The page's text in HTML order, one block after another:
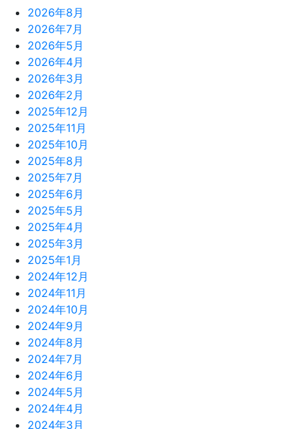
2026年8月
2026年7月
2026年5月
2026年4月
2026年3月
2026年2月
2025年12月
2025年11月
2025年10月
2025年8月
2025年7月
2025年6月
2025年5月
2025年4月
2025年3月
2025年1月
2024年12月
2024年11月
2024年10月
2024年9月
2024年8月
2024年7月
2024年6月
2024年5月
2024年4月
2024年3月